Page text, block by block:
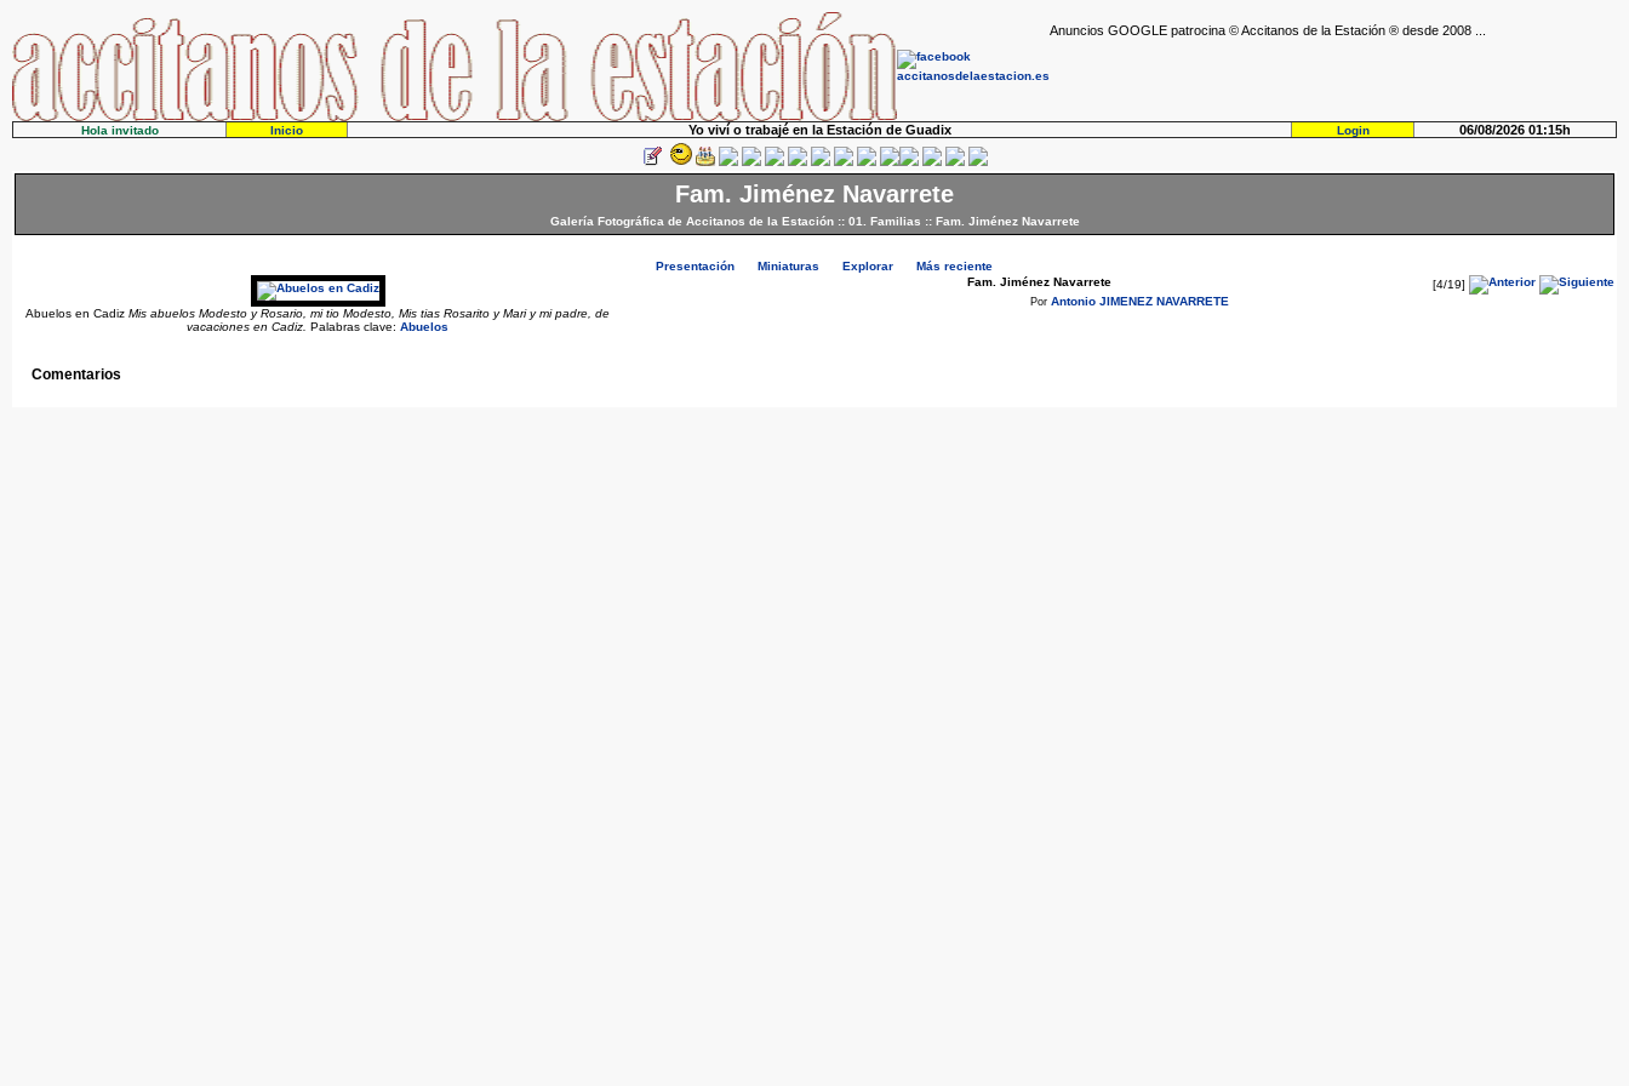
Anuncios GOOGLE patrocina © Accitanos de la Estación ® desde 2008 ...
Hola invitado Inicio Yo viví o trabajé en la Estación de Guadix Login 06/08/2026 01:15h
Fam. Jiménez Navarrete
Galería Fotográfica de Accitanos de la Estación:: 01. Familias :: Fam. Jiménez Navarrete
Presentación Miniaturas Explorar Más reciente
Abuelos en Cadiz Mis abuelos Modesto y Rosario, mi tio Modesto, Mis tias Rosarito y Mari y mi padre, de
vacaciones en Cadiz. Palabras clave: Abuelos
[4/19]
Fam. Jiménez Navarrete
Por Antonio JIMENEZ NAVARRETE
Comentarios